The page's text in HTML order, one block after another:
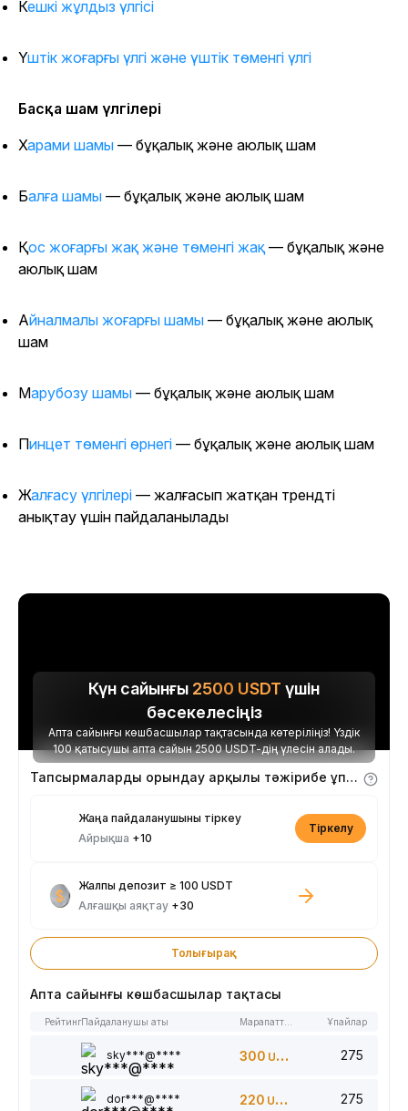
Кешкі жұлдыз үлгісі
Үштік жоғарғы үлгі және үштік төменгі үлгі
Басқа шам үлгілері
Харами шамы — бұқалық және аюлық шам
Балға шамы — бұқалық және аюлық шам
Қос жоғарғы жақ және төменгі жақ— бұқалық және
аюлық шам
Айналмалы жоғарғы шамы — бұқалық және аюлық
шам
Марубозу шамы — бұқалық және аюлық шам
Пинцет төменгі өрнегі — бұқалық және аюлық шам
Жалғасу үлгілері — жалғасып жатқан трендті
анықтау үшін пайдаланылады
Күн сайынғы 2500 USDT үшін
бәсекелесіңіз
Апта сайынғы көшбасшылар тақтасында көтеріліңіз! Үздік
100 қатысушы апта сайын 2500 USDT-дің үлесін алады.
Тапсырмаларды орындау арқылы тәжірибе ұпайларын алыңыз
Жаңа пайдаланушыны тіркеу
Айрықша +10
Тіркелу
Жалпы депозит ≥ 100 USDT
Алғашқы аяқтау +30
Толығырақ
Апта сайынғы көшбасшылар тақтасы
РейтингПайдаланушы аты Ұпайлар
sky***@**** 300 USDT 275
dor***@**** 220 USDT 275